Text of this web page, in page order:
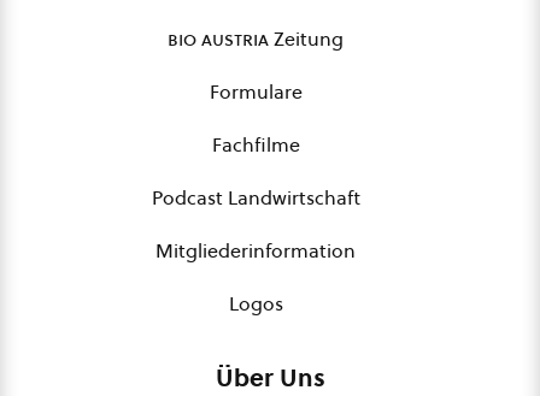
bio austriaZeitung
Formulare
Fachfilme
Podcast Landwirtschaft
Mitgliederinformation
Logos
Über Uns